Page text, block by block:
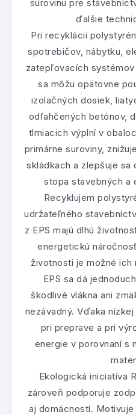
surovinu pre
ďalšie
Pri recyklácii
spotrebičov, nábytku,
zatepľovacích
sa môžu opätovne
izolačných dosiek,
odľahčených betónov,
tlmiacich výplní v
primárne suroviny,
skládkach a zlepšuje sa
stopa stavebných a
Recyklujem
udržateľného
z EPS majú dlhú
energetickú
životnosti je možné
EPS sa dá
škodlivé vlákna ani
nezávadný. Vďaka
pri preprave a pri
energie v porovnaní s
Ekologická iniciatíva
zároveň podporuje
aj domácností.